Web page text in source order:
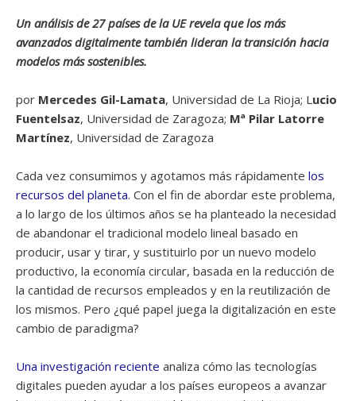
Un análisis de 27 países de la UE revela que los más
avanzados digitalmente también lideran la transición hacia
modelos más sostenibles.
por Mercedes Gil-Lamata, Universidad de La Rioja; Lucio
Fuentelsaz, Universidad de Zaragoza; Mª Pilar Latorre
Martínez, Universidad de Zaragoza
Cada vez consumimos y agotamos más rápidamente los
recursos del planeta. Con el fin de abordar este problema,
a lo largo de los últimos años se ha planteado la necesidad
de abandonar el tradicional modelo lineal basado en
producir, usar y tirar, y sustituirlo por un nuevo modelo
productivo, la economía circular, basada en la reducción de
la cantidad de recursos empleados y en la reutilización de
los mismos. Pero ¿qué papel juega la digitalización en este
cambio de paradigma?
Una investigación reciente analiza cómo las tecnologías
digitales pueden ayudar a los países europeos a avanzar